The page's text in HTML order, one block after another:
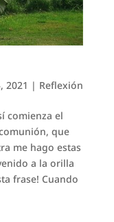
2021 | Reflexión
comienza el
que
me hago estas
a la orilla
frase! Cuando